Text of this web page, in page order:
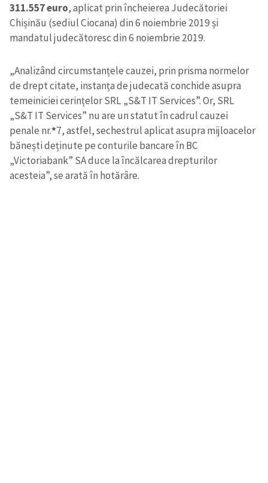
311.557 euro, aplicat prin încheierea Judecătoriei
Chișinău (sediul Ciocana) din 6 noiembrie 2019 și
mandatul judecătoresc din 6 noiembrie 2019.
„Analizând circumstanțele cauzei, prin prisma normelor
de drept citate, instanța de judecată conchide asupra
temeiniciei cerințelor SRL „S&T IT Services”. Or, SRL
„S&T IT Services” nu are un statut în cadrul cauzei
penale nr.*7, astfel, sechestrul aplicat asupra mijloacelor
bănești deținute pe conturile bancare în BC
„Victoriabank” SA duce la încălcarea drepturilor
acesteia”, se arată în hotărâre.